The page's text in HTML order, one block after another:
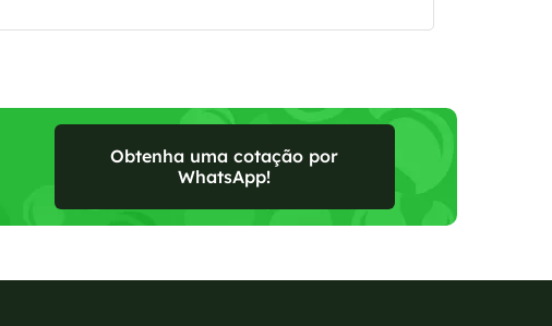
Obtenha uma cotação por
WhatsApp!